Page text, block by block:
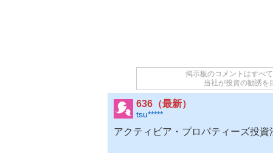
掲示板のコメントはすべ
当社が投資の勧誘を
636（最新）
tsu*****
アクティビア・プロパティーズ投資